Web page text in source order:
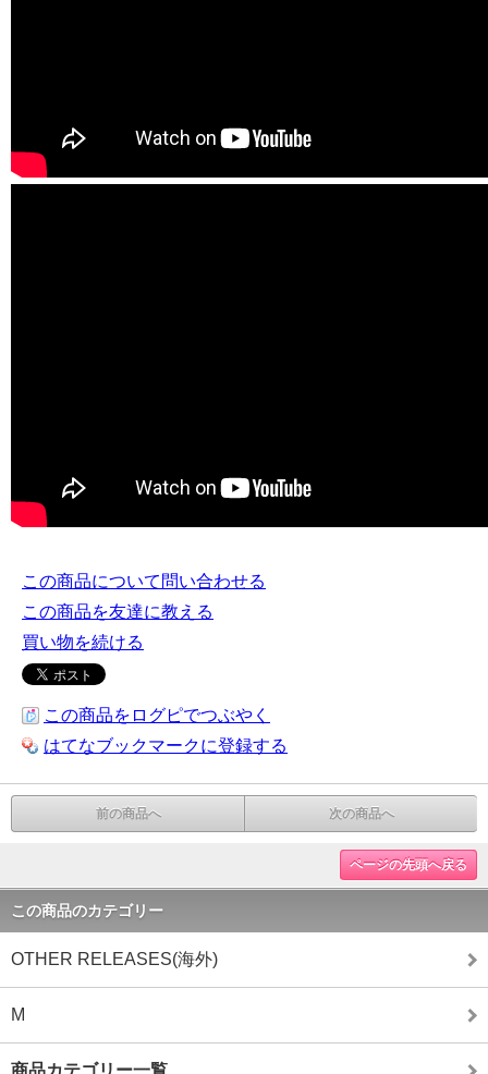
この商品について問い合わせる
この商品を友達に教える
買い物を続ける
この商品をログピでつぶやく
はてなブックマークに登録する
前の商品へ 次の商品へ
ページの先頭へ戻る
この商品のカテゴリー
OTHER RELEASES(海外)
M